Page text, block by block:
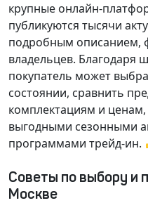
крупные онлайн-
публикуются тысячи
подробным описанием,
владельцев. Благодаря
покупатель может
состоянии, сравнить
комплектациям и ценам,
выгодными сезонными
программами трейд-ин.
Советы по выбору и
Москве